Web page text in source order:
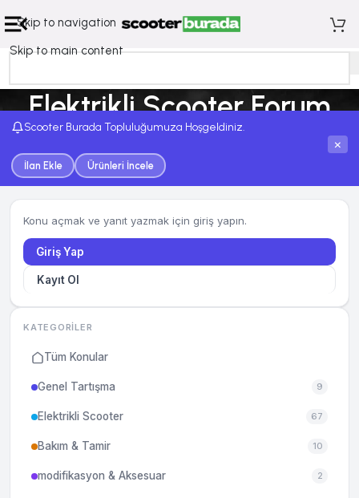
Skip to navigation
Skip to main content
Elektrikli Scooter Forum
Ana Sayfa Elektrikli Scooter Forum
Scooter Burada Topluluğumuza Hoşgeldiniz.
İlan Ekle Ürünleri İncele
×
Konu açmak ve yanıt yazmak için giriş yapın.
Giriş Yap
Kayıt Ol
KATEGORILER
Tüm Konular
Genel Tartışma 9
Elektrikli Scooter 67
Bakım & Tamir 10
modifikasyon & Aksesuar 2